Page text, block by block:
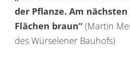
der Pflanze. Am nächsten
Flächen braun“ (Martin
des Würselener Bauhofs)